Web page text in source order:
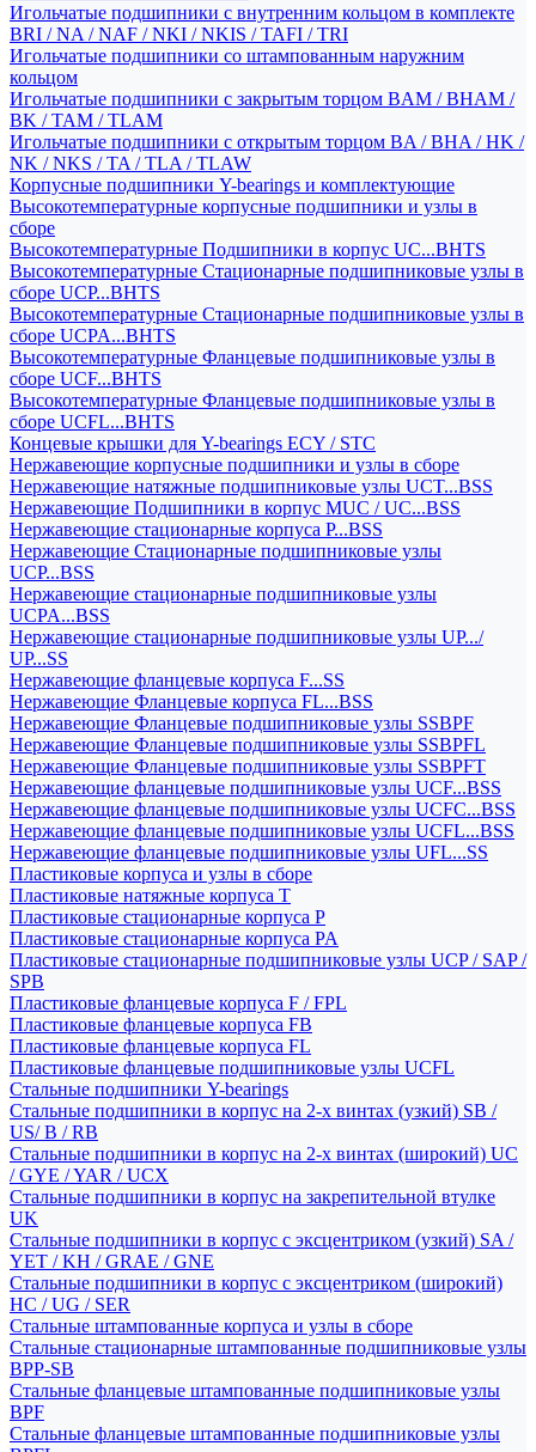
Игольчатые подшипники с внутренним кольцом в комплекте
BRI / NA / NAF / NKI / NKIS / TAFI / TRI
Игольчатые подшипники со штампованным наружним
кольцом
Игольчатые подшипники с закрытым торцом BAM / BHAM /
BK / TAM / TLAM
Игольчатые подшипники с открытым торцом BA / BHA / HK /
NK / NKS / TA / TLA / TLAW
Корпусные подшипники Y-bearings и комплектующие
Высокотемпературные корпусные подшипники и узлы в
сборе
Высокотемпературные Подшипники в корпус UC...BHTS
Высокотемпературные Стационарные подшипниковые узлы в
сборе UCP...BHTS
Высокотемпературные Стационарные подшипниковые узлы в
сборе UCPA...BHTS
Высокотемпературные Фланцевые подшипниковые узлы в
сборе UCF...BHTS
Высокотемпературные Фланцевые подшипниковые узлы в
сборе UCFL...BHTS
Концевые крышки для Y-bearings ECY / STC
Нержавеющие корпусные подшипники и узлы в сборе
Нержавеющие натяжные подшипниковые узлы UCT...BSS
Нержавеющие Подшипники в корпус MUC / UC...BSS
Нержавеющие стационарные корпуса P...BSS
Нержавеющие Стационарные подшипниковые узлы
UCP...BSS
Нержавеющие стационарные подшипниковые узлы
UCPA...BSS
Нержавеющие стационарные подшипниковые узлы UP.../
UP...SS
Нержавеющие фланцевые корпуса F...SS
Нержавеющие Фланцевые корпуса FL...BSS
Нержавеющие Фланцевые подшипниковые узлы SSBPF
Нержавеющие Фланцевые подшипниковые узлы SSBPFL
Нержавеющие Фланцевые подшипниковые узлы SSBPFT
Нержавеющие фланцевые подшипниковые узлы UCF...BSS
Нержавеющие фланцевые подшипниковые узлы UCFC...BSS
Нержавеющие фланцевые подшипниковые узлы UCFL...BSS
Нержавеющие фланцевые подшипниковые узлы UFL...SS
Пластиковые корпуса и узлы в сборе
Пластиковые натяжные корпуса T
Пластиковые стационарные корпуса P
Пластиковые стационарные корпуса PA
Пластиковые стационарные подшипниковые узлы UCP / SAP /
SPB
Пластиковые фланцевые корпуса F / FPL
Пластиковые фланцевые корпуса FB
Пластиковые фланцевые корпуса FL
Пластиковые фланцевые подшипниковые узлы UCFL
Стальные подшипники Y-bearings
Стальные подшипники в корпус на 2-х винтах (узкий) SB /
US/ B / RB
Стальные подшипники в корпус на 2-х винтах (широкий) UC
/ GYE / YAR / UCX
Стальные подшипники в корпус на закрепительной втулке
UK
Стальные подшипники в корпус с эксцентриком (узкий) SA /
YET / KH / GRAE / GNE
Стальные подшипники в корпус с эксцентриком (широкий)
HC / UG / SER
Стальные штампованные корпуса и узлы в сборе
Стальные стационарные штампованные подшипниковые узлы
BPP-SB
Стальные фланцевые штампованные подшипниковые узлы
BPF
Стальные фланцевые штампованные подшипниковые узлы